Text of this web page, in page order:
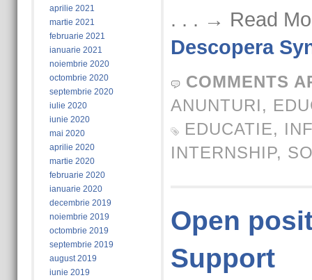
aprilie 2021
martie 2021
februarie 2021
ianuarie 2021
noiembrie 2020
octombrie 2020
septembrie 2020
iulie 2020
iunie 2020
mai 2020
aprilie 2020
martie 2020
februarie 2020
ianuarie 2020
decembrie 2019
noiembrie 2019
octombrie 2019
septembrie 2019
august 2019
iunie 2019
. . . → Read
Descopera
COMMENTS
ANUNTURI,
EDUCATIE,
INTERNSHIP,
Open
Support